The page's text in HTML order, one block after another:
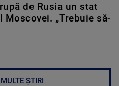
de Rusia un stat
„Trebuie să-
ȘTIRI